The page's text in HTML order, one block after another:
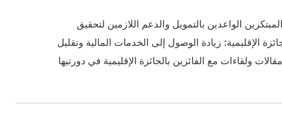
لمكافأة المبتكرين الواعدين بالتمويل والدعم اللازمين لتحقيق
الإقليمية: زيادة الوصول إلى الخدمات المالية وتقليل
ولقاءات مع الفائزين بالجائزة الإقليمية في دورتيها